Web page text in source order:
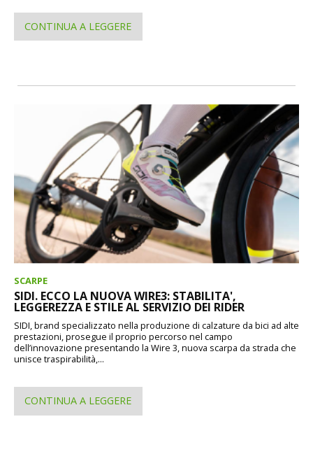
CONTINUA A LEGGERE
SCARPE
SIDI. ECCO LA NUOVA WIRE3: STABILITA',
LEGGEREZZA E STILE AL SERVIZIO DEI RIDER
SIDI, brand specializzato nella produzione di calzature da bici ad alte
prestazioni, prosegue il proprio percorso nel campo
dell’innovazione presentando la Wire 3, nuova scarpa da strada che
unisce traspirabilità,...
CONTINUA A LEGGERE